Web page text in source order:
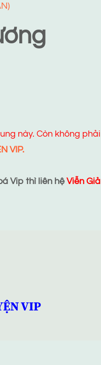
này. Còn không phải
VIP.
Vip thì liên hệViễn Giả
VIP